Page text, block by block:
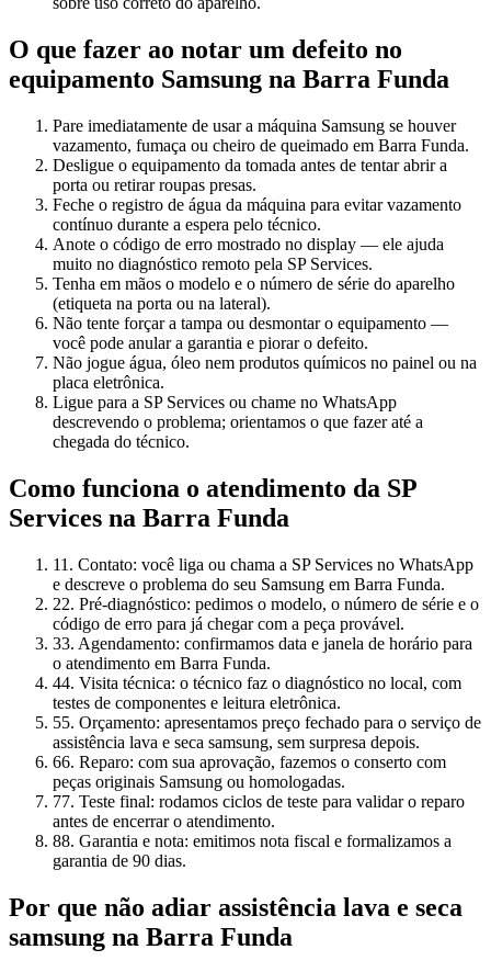
O que fazer ao notar um defeito no
equipamento Samsung na Barra Funda
Pare imediatamente de usar a máquina Samsung se houver
vazamento, fumaça ou cheiro de queimado em Barra Funda.
Desligue o equipamento da tomada antes de tentar abrir a
porta ou retirar roupas presas.
Feche o registro de água da máquina para evitar vazamento
contínuo durante a espera pelo técnico.
Anote o código de erro mostrado no display — ele ajuda
muito no diagnóstico remoto pela SP Services.
Tenha em mãos o modelo e o número de série do aparelho
(etiqueta na porta ou na lateral).
Não tente forçar a tampa ou desmontar o equipamento —
você pode anular a garantia e piorar o defeito.
Não jogue água, óleo nem produtos químicos no painel ou na
placa eletrônica.
Ligue para a SP Services ou chame no WhatsApp
descrevendo o problema; orientamos o que fazer até a
chegada do técnico.
Como funciona o atendimento da SP
Services na Barra Funda
11. Contato: você liga ou chama a SP Services no WhatsApp
e descreve o problema do seu Samsung em Barra Funda.
22. Pré-diagnóstico: pedimos o modelo, o número de série e o
código de erro para já chegar com a peça provável.
33. Agendamento: confirmamos data e janela de horário para
o atendimento em Barra Funda.
44. Visita técnica: o técnico faz o diagnóstico no local, com
testes de componentes e leitura eletrônica.
55. Orçamento: apresentamos preço fechado para o serviço de
assistência lava e seca samsung, sem surpresa depois.
66. Reparo: com sua aprovação, fazemos o conserto com
peças originais Samsung ou homologadas.
77. Teste final: rodamos ciclos de teste para validar o reparo
antes de encerrar o atendimento.
88. Garantia e nota: emitimos nota fiscal e formalizamos a
garantia de 90 dias.
Por que não adiar assistência lava e seca
samsung na Barra Funda